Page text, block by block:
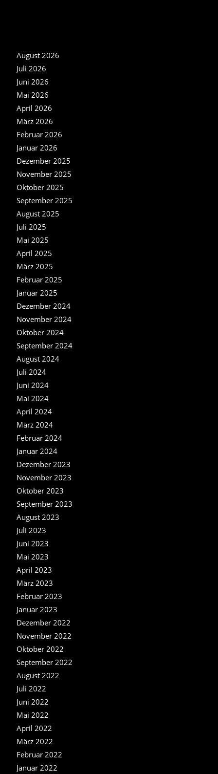
August 2026
Juli 2026
Juni 2026
Mai 2026
April 2026
März 2026
Februar 2026
Januar 2026
Dezember 2025
November 2025
Oktober 2025
September 2025
August 2025
Juli 2025
Mai 2025
April 2025
März 2025
Februar 2025
Januar 2025
Dezember 2024
November 2024
Oktober 2024
September 2024
August 2024
Juli 2024
Juni 2024
Mai 2024
April 2024
März 2024
Februar 2024
Januar 2024
Dezember 2023
November 2023
Oktober 2023
September 2023
August 2023
Juli 2023
Juni 2023
Mai 2023
April 2023
März 2023
Februar 2023
Januar 2023
Dezember 2022
November 2022
Oktober 2022
September 2022
August 2022
Juli 2022
Juni 2022
Mai 2022
April 2022
März 2022
Februar 2022
Januar 2022